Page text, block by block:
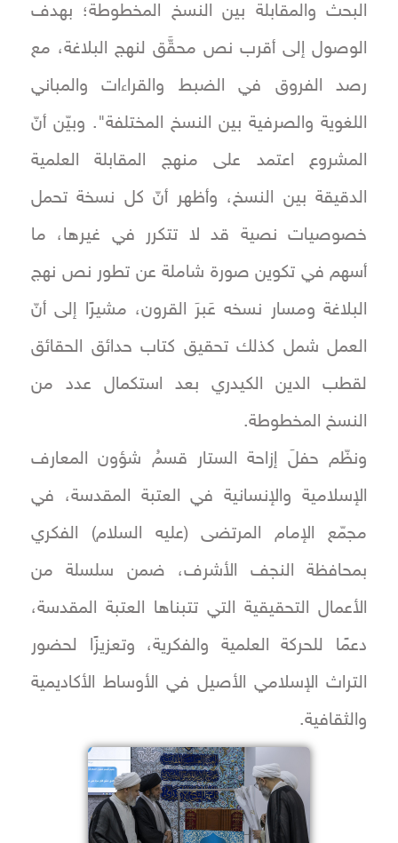
البحث والمقابلة بين النسخ المخطوطة؛ بهدف
الوصول إلى أقرب نص محقَّق لنهج البلاغة، مع
رصد الفروق في الضبط والقراءات والمباني
اللغوية والصرفية بين النسخ المختلفة". وبيّن أنّ
المشروع اعتمد على منهج المقابلة العلمية
الدقيقة بين النسخ، وأظهر أنّ كل نسخة تحمل
خصوصيات نصية قد لا تتكرر في غيرها، ما
أسهم في تكوين صورة شاملة عن تطور نص نهج
البلاغة ومسار نسخه عَبرَ القرون، مشيرًا إلى أنّ
العمل شمل كذلك تحقيق كتاب حدائق الحقائق
لقطب الدين الكيدري بعد استكمال عدد من
النسخ المخطوطة.
ونظّم حفلَ إزاحة الستار قسمُ شؤون المعارف
الإسلامية والإنسانية في العتبة المقدسة، في
مجمّع الإمام المرتضى (عليه السلام) الفكري
بمحافظة النجف الأشرف، ضمن سلسلة من
الأعمال التحقيقية التي تتبناها العتبة المقدسة،
دعمًا للحركة العلمية والفكرية، وتعزيزًا لحضور
التراث الإسلامي الأصيل في الأوساط الأكاديمية
والثقافية.